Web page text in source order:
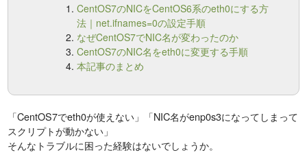
CentOS7のNICをCentOS6系のeth0にする方
法｜net.ifnames=0の設定手順
なぜCentOS7でNIC名が変わったのか
CentOS7のNIC名をeth0に変更する手順
本記事のまとめ
「CentOS7でeth0が使えない」「NIC名がenp0s3になってしまって
スクリプトが動かない」
そんなトラブルに困った経験はないでしょうか。